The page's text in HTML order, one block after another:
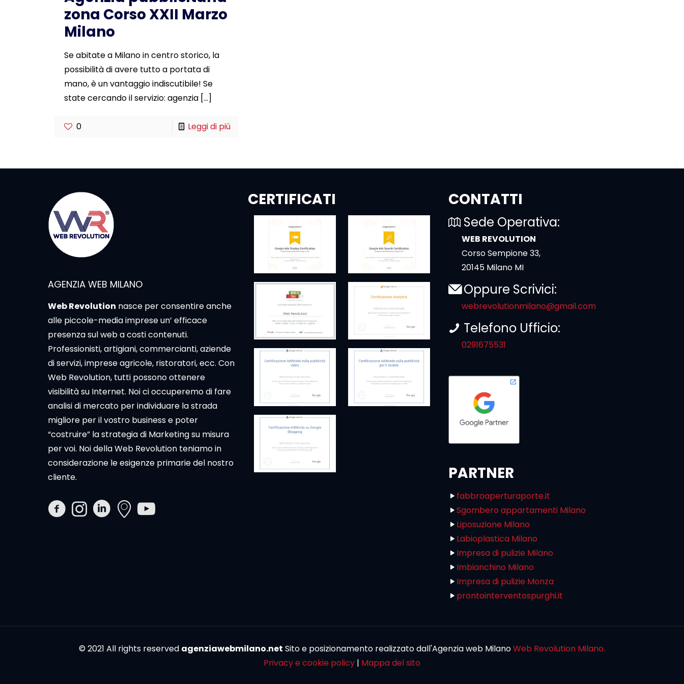
zona Corso XXII Marzo
Milano
Se abitate a Milano in centro storico, la
possibilità di avere tutto a portata di
mano, è un vantaggio indiscutibile! Se
state cercando il servizio: agenzia[…]
0 Leggi di più
AGENZIA WEB MILANO
Web Revolution nasce per consentire anche
alle piccole-media imprese un’ efficace
presenza sul web a costi contenuti.
Professionisti, artigiani, commercianti, aziende
di servizi, imprese agricole, ristoratori, ecc. Con
Web Revolution, tutti possono ottenere
visibilità su Internet. Noi ci occuperemo di fare
analisi di mercato per individuare la strada
migliore per il vostro business e poter
“costruire” la strategia di Marketing su misura
per voi. Noi della Web Revolution teniamo in
considerazione le esigenze primarie del nostro
cliente.
CERTIFICATI CONTATTI
Sede Operativa:
WEB REVOLUTION
Corso Sempione 33,
20145 Milano MI
Oppure Scrivici:
webrevolutionmilano@gmail.com
Telefono Ufficio:
0291675531
PARTNER
fabbroaperturaporte.it
Sgombero appartamenti Milano
Liposuzione Milano
Labioplastica Milano
Impresa di pulizie Milano
Imbianchino Milano
Impresa di pulizie Monza
prontointerventospurghi.it
© 2021 All rights reserved agenziawebmilano.net Sito e posizionamento realizzato dall'Agenzia web MilanoWeb Revolution Milano.
Privacy e cookie policy | Mappa del sito